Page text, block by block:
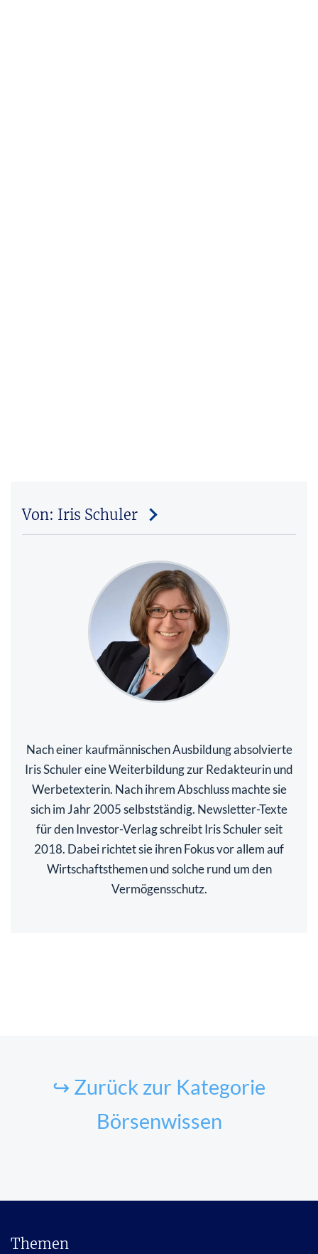
Von: Iris Schuler
Nach einer kaufmännischen Ausbildung absolvierte
Iris Schuler eine Weiterbildung zur Redakteurin und
Werbetexterin. Nach ihrem Abschluss machte sie
sich im Jahr 2005 selbstständig. Newsletter-Texte
für den Investor-Verlag schreibt Iris Schuler seit
2018. Dabei richtet sie ihren Fokus vor allem auf
Wirtschaftsthemen und solche rund um den
Vermögensschutz.
↪ Zurück zur Kategorie
Börsenwissen
Themen